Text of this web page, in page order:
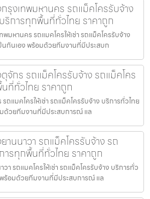
รุงเทพมหานคร รถแม็คโครรับจ้าง
ริการทุกพื้นที่ทั่วไทย ราคาถูก
มหานคร รถแมคโครให้เช่า รถแม็คโครรับจ้าง
นกันเอง พร้อมด้วยทีมงานที่มีประสบก
ตุจักร รถแม็คโครรับจ้าง รถแม็คโคร
ที่ทั่วไทย ราคาถูก
รถแมคโครให้เช่า รถแม็คโครรับจ้าง บริการทั่วไทย
มด้วยทีมงานที่มีประสบการณ์ แล
านนาวา รถแม็คโครรับจ้าง รถ
ารทุกพื้นที่ทั่วไทย ราคาถูก
า รถแมคโครให้เช่า รถแม็คโครรับจ้าง บริการทั่ว
พร้อมด้วยทีมงานที่มีประสบการณ์ แล